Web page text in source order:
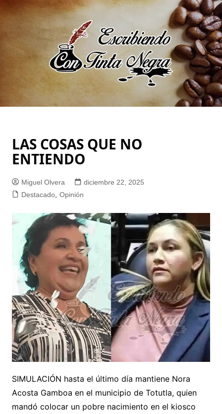
Saltar
al
contenido
LAS COSAS QUE NO
ENTIENDO
Miguel Olvera
diciembre 22, 2025
Destacado, Opinión
SIMULACIÓN hasta el último día mantiene Nora
Acosta Gamboa en el municipio de Totutla, quien
mandó colocar un pobre nacimiento en el kiosco